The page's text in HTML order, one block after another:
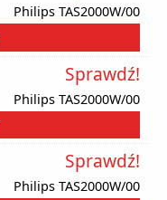
Philips TAS2000W/00
Philips TAS2000W/00
Sprawdź!
Philips TAS2000W/00
Sprawdź!